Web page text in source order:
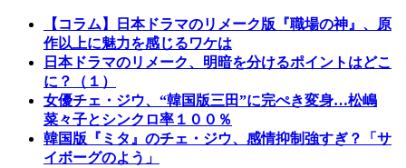
【コラム】日本ドラマのリメーク版『職場の神』、原
作以上に魅力を感じるワケは
日本ドラマのリメーク、明暗を分けるポイントはどこ
に？（１）
女優チェ・ジウ、“韓国版三田”に完ぺき変身…松嶋
菜々子とシンクロ率１００％
韓国版『ミタ』のチェ・ジウ、感情抑制強すぎ？「サ
イボーグのよう」